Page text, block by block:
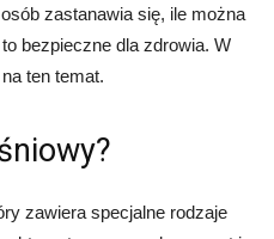
zastanawia się, ile można
bezpieczne dla zdrowia. W
ten temat.
zawiera specjalne rodzaje